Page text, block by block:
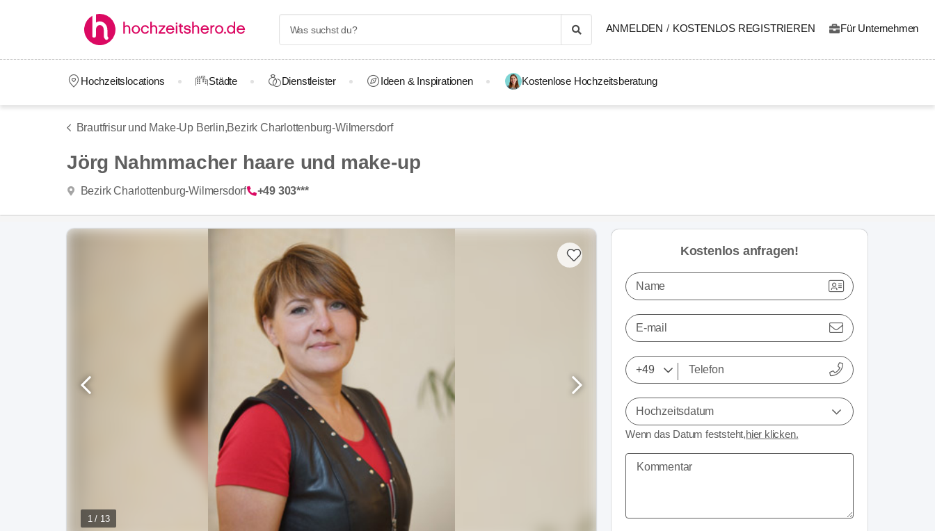
ANMELDEN / KOSTENLOS REGISTRIEREN Für Unternehmen
Hochzeitslocations Städte Dienstleister Ideen & Inspirationen Kostenlose Hochzeitsberatung
Brautfrisur und Make-Up Berlin,Bezirk Charlottenburg-Wilmersdorf
Jörg Nahmmacher haare und make-up
Bezirk Charlottenburg-Wilmersdorf +49 303***
1 / 13
Kostenlos anfragen!
Name
E-mail
Hochzeitsdatum
Wenn das Datum feststeht,hier klicken.